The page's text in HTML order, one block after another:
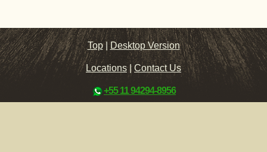
Top |Desktop Version
Locations|Contact Us
+55 11 94294-8956